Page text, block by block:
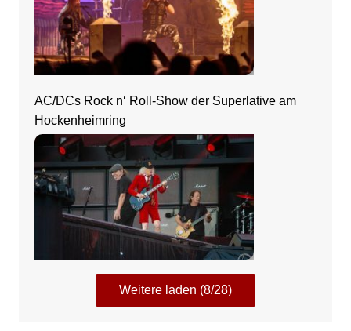
AC/DCs Rock n‘ Roll-Show der Superlative am
Hockenheimring
Weitere laden (8/28)